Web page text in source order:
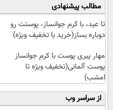
مطالب پیشنهادی
تا عید، با کرم جوانساز، پوستت رو
دوباره بساز(خرید با تخفیف ویژه)
مهار پیری پوست با کرم جوانساز
پوست آلمانی(تخفیف ویژه تا
امشب)
از سراسر وب